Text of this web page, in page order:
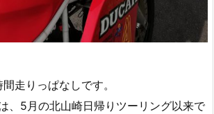
走りっぱなしです。
、5月の北山崎日帰りツーリング以来で